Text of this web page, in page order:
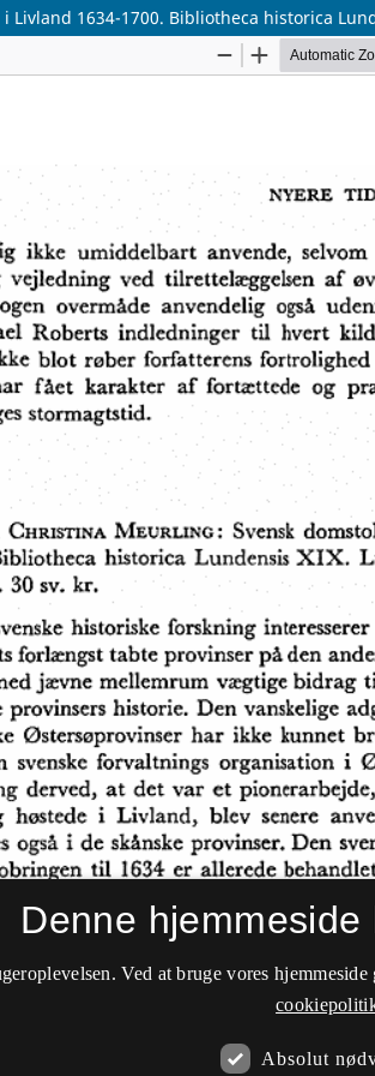
1634-1700. Bibliotheca historica
Denne
Ved at bruge vores
Absolut